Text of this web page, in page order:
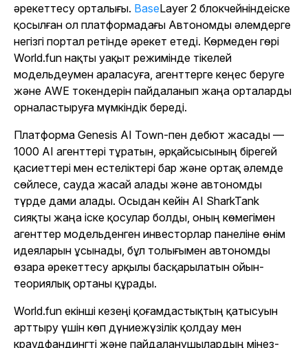
әрекеттесу орталығы. BaseLayer 2 блокчейніндеіске
қосылған ол платформадағы Автономды әлемдерге
негізгі портал ретінде әрекет етеді. Көрмеден гөрі
World.fun нақты уақыт режимінде тікелей
модельдеумен араласуға, агенттерге кеңес беруге
және AWE токендерін пайдаланып жаңа орталарды
орналастыруға мүмкіндік береді.
Платформа Genesis AI Town-пен дебют жасады —
1000 AI агенттері тұратын, әрқайсысының бірегей
қасиеттері мен естеліктері бар және ортақ әлемде
сөйлесе, сауда жасай алады және автономды
түрде дами алады. Осыдан кейін AI SharkTank
сияқты жаңа іске қосулар болды, оның көмегімен
агенттер модельденген инвесторлар панеліне өнім
идеяларын ұсынады, бұл толығымен автономды
өзара әрекеттесу арқылы басқарылатын ойын-
теориялық ортаны құрады.
World.fun екінші кезеңі қоғамдастықтың қатысуын
арттыру үшін көп дүниежүзілік қолдау мен
краудфандингті және пайдаланушылардың мінез-